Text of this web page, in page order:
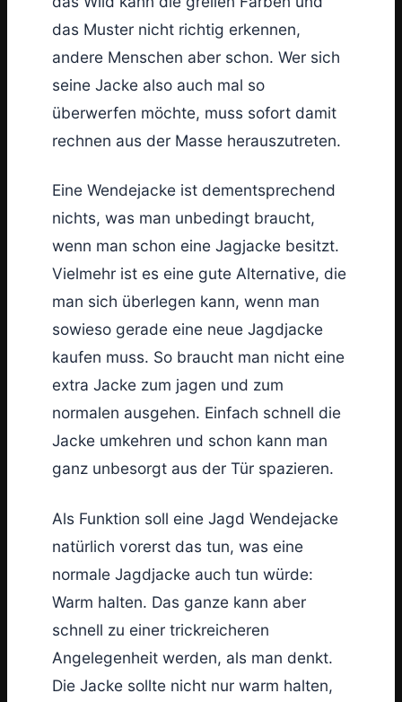
das Muster nicht richtig erkennen,
andere Menschen aber schon. Wer sich
seine Jacke also auch mal so
überwerfen möchte, muss sofort damit
rechnen aus der Masse herauszutreten.
Eine Wendejacke ist dementsprechend
nichts, was man unbedingt braucht,
wenn man schon eine Jagjacke besitzt.
Vielmehr ist es eine gute Alternative, die
man sich überlegen kann, wenn man
sowieso gerade eine neue Jagdjacke
kaufen muss. So braucht man nicht eine
extra Jacke zum jagen und zum
normalen ausgehen. Einfach schnell die
Jacke umkehren und schon kann man
ganz unbesorgt aus der Tür spazieren.
Als Funktion soll eine Jagd Wendejacke
natürlich vorerst das tun, was eine
normale Jagdjacke auch tun würde:
Warm halten. Das ganze kann aber
schnell zu einer trickreicheren
Angelegenheit werden, als man denkt.
Die Jacke sollte nicht nur warm halten,